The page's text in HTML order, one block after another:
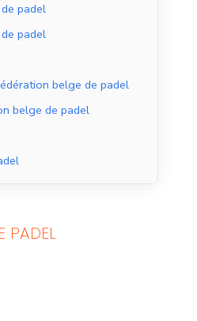
padel
padel
belge de padel
belge de padel
PADEL